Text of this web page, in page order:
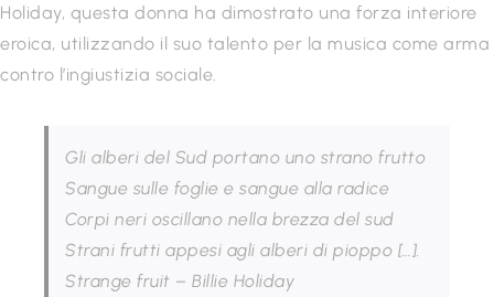
Holiday, questa donna ha dimostrato una forza interiore
eroica, utilizzando il suo talento per la musica come arma
contro l’ingiustizia sociale.
Gli alberi del Sud portano uno strano frutto
Sangue sulle foglie e sangue alla radice
Corpi neri oscillano nella brezza del sud
Strani frutti appesi agli alberi di pioppo […].
Strange fruit – Billie Holiday